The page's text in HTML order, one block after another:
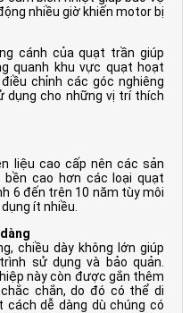
nhiều giờ khiến motor bị
cánh của quạt trần giúp
quanh khu vực quạt hoạt
chỉnh các góc nghiêng
dụng cho những vị trí thích
liệu cao cấp nên các sản
cao hơn các loại quạt
6 đến trên 10 năm tùy môi
ít nhiều.
chiều dày không lớn giúp
sử dụng và bảo quản.
này còn được gắn thêm
chắn, do đó có thể di
dễ dàng dù chúng có